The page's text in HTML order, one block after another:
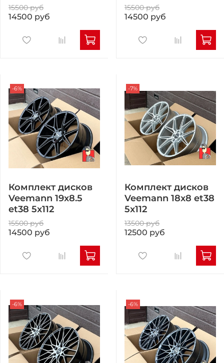
15500 руб
14500 руб
15500 руб
14500 руб
-6%
Комплект дисков
Veemann 19x8.5
et38 5x112
15500 руб
14500 руб
-7%
Комплект дисков
Veemann 18x8 et38
5x112
13500 руб
12500 руб
-6% -6%